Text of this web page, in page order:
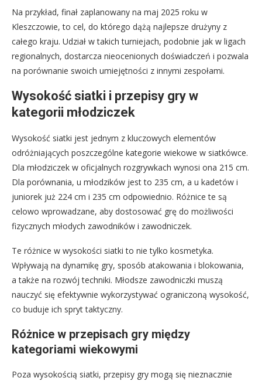
Na przykład, finał zaplanowany na maj 2025 roku w
Kleszczowie, to cel, do którego dążą najlepsze drużyny z
całego kraju. Udział w takich turniejach, podobnie jak w ligach
regionalnych, dostarcza nieocenionych doświadczeń i pozwala
na porównanie swoich umiejętności z innymi zespołami.
Wysokość siatki i przepisy gry w
kategorii młodziczek
Wysokość siatki jest jednym z kluczowych elementów
odróżniających poszczególne kategorie wiekowe w siatkówce.
Dla młodziczek w oficjalnych rozgrywkach wynosi ona 215 cm.
Dla porównania, u młodzików jest to 235 cm, a u kadetów i
juniorek już 224 cm i 235 cm odpowiednio. Różnice te są
celowo wprowadzane, aby dostosować grę do możliwości
fizycznych młodych zawodników i zawodniczek.
Te różnice w wysokości siatki to nie tylko kosmetyka.
Wpływają na dynamikę gry, sposób atakowania i blokowania,
a także na rozwój techniki. Młodsze zawodniczki muszą
nauczyć się efektywnie wykorzystywać ograniczoną wysokość,
co buduje ich spryt taktyczny.
Różnice w przepisach gry między
kategoriami wiekowymi
Poza wysokością siatki, przepisy gry mogą się nieznacznie